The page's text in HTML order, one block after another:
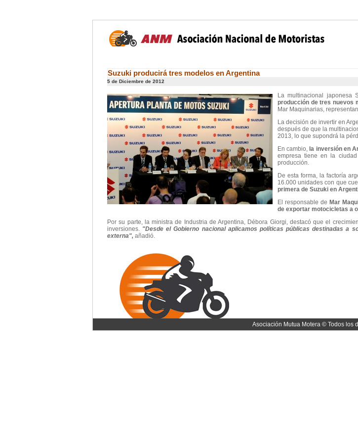
Suzuki producirá tres modelos en Argentina
5 de Diciembre de 2012
La multinacional japonesa
producción de tres nuevos
Mar Maquinarias,
La decisión de invertir en
después de que la
2013, lo que supondrá la
En cambio, la inversión en
empresa tiene en la
producción.
De esta forma, la factoría
16.000 unidades con que
primera de Suzuki en
El responsable de Mar
de exportar motocicletas a
Por su parte, la ministra de Industria de Argentina, Débora Giorgi, destacó que el
inversiones. "Desde el Gobierno nacional aplicamos políticas públicas destinadas a
externa", añadió.
Asociación Mutua Motera © Todos los